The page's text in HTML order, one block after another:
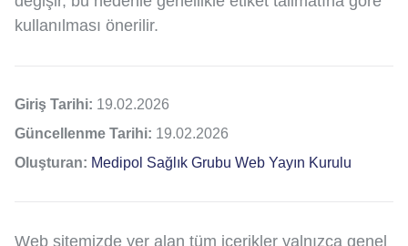
kullanılması önerilir.
Giriş Tarihi: 19.02.2026
Güncellenme Tarihi: 19.02.2026
Oluşturan: Medipol Sağlık Grubu Web Yayın Kurulu
Web sitemizde yer alan tüm içerikler yalnızca genel